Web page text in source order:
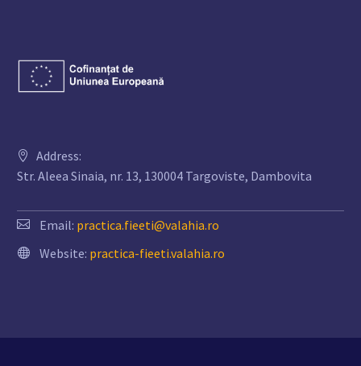
Address:
Str. Aleea Sinaia, nr. 13, 130004 Targoviste, Dambovita
Email: practica.fieeti@valahia.ro
Website: practica-fieeti.valahia.ro